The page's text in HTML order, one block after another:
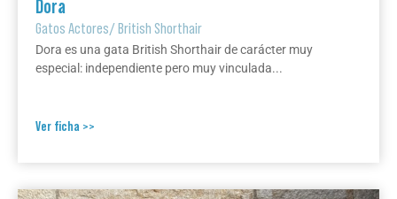
Dora
Gatos Actores/British Shorthair
Dora es una gata British Shorthair de carácter muy
especial: independiente pero muy vinculada...
Ver ficha >>